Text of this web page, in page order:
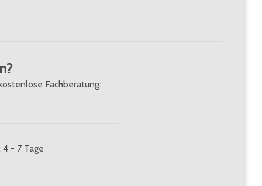
Fachberatung:
- 7 Tage